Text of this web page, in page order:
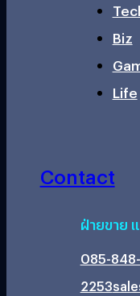
Biz
Life
Contact
ฝ่ายขาย
085-848-
2253